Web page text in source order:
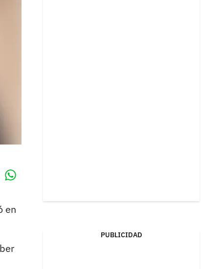
en
PUBLICIDAD